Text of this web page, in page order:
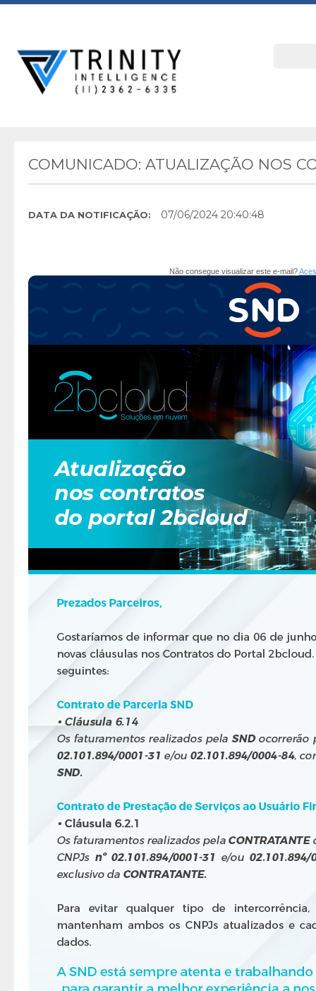
COMUNICADO: ATUALIZAÇÃO NOS
DATA DA NOTIFICAÇÃO: 07/06/2024 20:40:48
Não consegue visualizar este e-mail?